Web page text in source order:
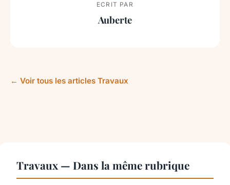
ECRIT PAR
Auberte
← Voir tous les articles Travaux
Travaux — Dans la même rubrique